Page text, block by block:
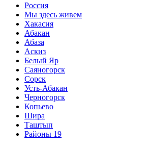
Россия
Мы здесь живем
Хакасия
Абакан
Абаза
Аскиз
Белый Яр
Саяногорск
Сорск
Усть-Абакан
Черногорск
Копьево
Шира
Таштып
Районы 19